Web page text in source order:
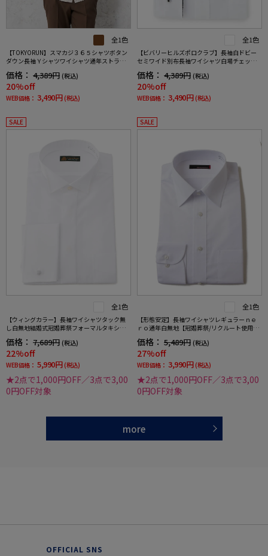
全1色
【TOKYORUN】スマカジ３６５シャツボタン
ダウン長袖Ｙシャツワイシャツ通年ストライ
プ
価格： 4,389円 (税込)
20%off
WEB価格： 3,490円 (税込)
全1色
【ビバリーヒルズポロクラブ】長袖白ドビー
セミワイド別布長袖ワイシャツ白場チェック
形態安定ワイシャツ通年
価格： 4,389円 (税込)
20%off
WEB価格： 3,490円 (税込)
SALE
全1色
【ウィングカラー】長袖ワイシャツタック無
し白無地結婚式冠婚葬祭フォーマルタキシー
ドモーニング正礼装蝶ネクタイ向け
価格： 7,689円 (税込)
22%off
WEB価格： 5,990円 (税込)
★2点で1,000円OFF／3点で3,00
0円OFF対象
SALE
全1色
【形態安定】長袖ワイシャツレギュラーｎｅ
ｒｏ通年白無地【冠婚葬祭/リクルート使用
可】
価格： 5,489円 (税込)
27%off
WEB価格： 3,990円 (税込)
★2点で1,000円OFF／3点で3,00
0円OFF対象
more
OFFICIAL SNS